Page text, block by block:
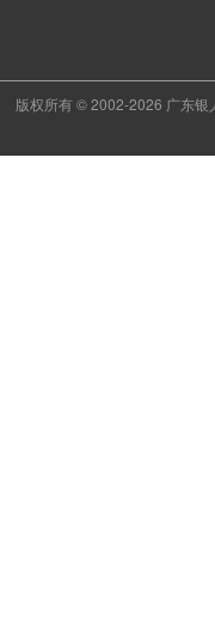
版权所有 © 2002-2026 广东银